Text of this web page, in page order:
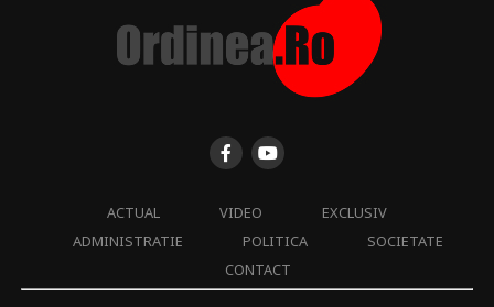
ACTUAL VIDEO
EXCLUSIV
ADMINISTRATIE
POLITICA
SOCIETATE
CONTACT